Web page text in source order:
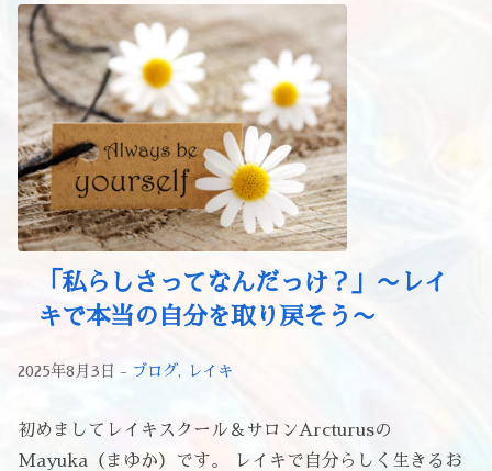
「私らしさってなんだっけ？」〜レイ
キで本当の自分を取り戻そう〜
2025年8月3日 - ブログ レイキ
初めましてレイキスクール＆サロンArcturusの
Mayuka（まゆか）です。 レイキで自分らしく生きるお